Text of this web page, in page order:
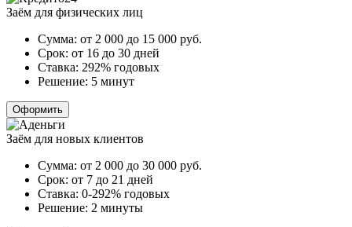
Заём для физических лиц
Сумма: от 2 000 до 15 000 руб.
Срок: от 16 до 30 дней
Ставка: 292% годовых
Решение: 5 минут
Оформить
Заём для новых клиентов
Сумма: от 2 000 до 30 000 руб.
Срок: от 7 до 21 дней
Ставка: 0-292% годовых
Решение: 2 минуты